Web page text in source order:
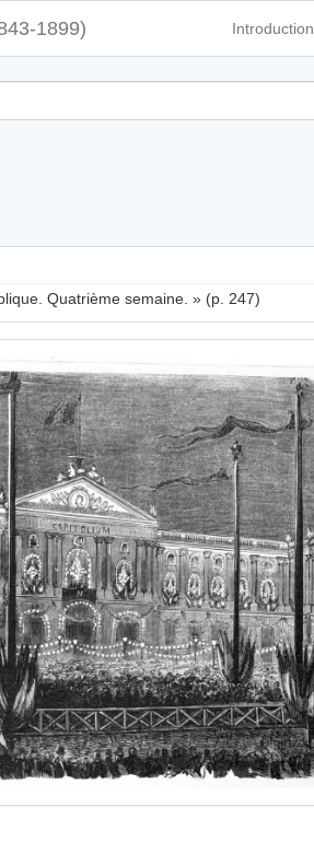
1899) Introduction
Quatrième semaine. » (p. 247)